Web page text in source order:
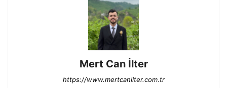
Mert Can İlter
https://www.mertcanilter.com.tr